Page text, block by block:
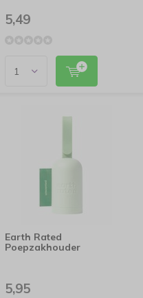
5,49
Earth Rated
Poepzakhouder
5,95